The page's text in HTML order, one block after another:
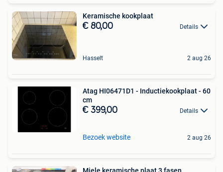
Keramische kookplaat
€ 80,00 Details
Hasselt 2 aug 26
Atag HI06471D1 - Inductiekookplaat - 60
cm
€ 399,00 Details
Bezoek website 2 aug 26